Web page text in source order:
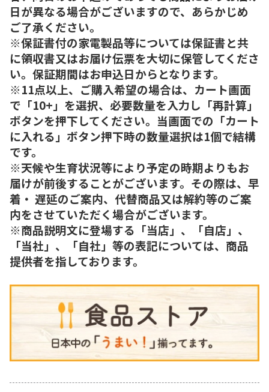
日が異なる場合がございますので、あらかじめ
ご了承ください。
※保証書付の家電製品等については保証書と共
に領収書又はお届け伝票を大切に保管してくださ
い。保証期間はお申込日からとなります。
※11点以上、ご購入希望の場合は、カート画面
で「10+」を選択、必要数量を入力し「再計算」
ボタンを押下してください。当画面での「カート
に入れる」ボタン押下時の数量選択は1個で結構
です。
※天候や生育状況等により予定の時期よりもお
届けが前後することがございます。その際は、早
着・ 遅延のご案内、代替商品又は解約等のご案
内をさせていただく場合がございます。
※商品説明文に登場する「当店」、「自店」、
「当社」、「自社」等の表記については、商品
提供者を指しております。